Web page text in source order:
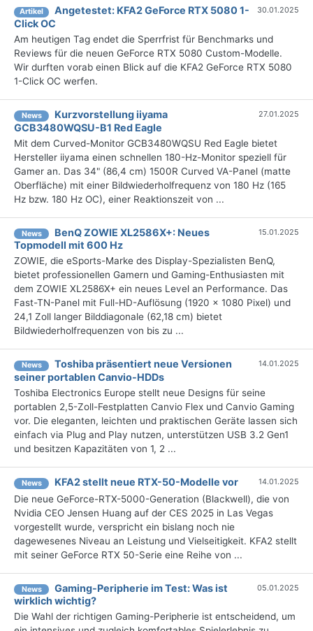
Artikel
Angetestet: KFA2 GeForce RTX 5080 1-
Click OC
30.01.2025
Am heutigen Tag endet die Sperrfrist für Benchmarks und
Reviews für die neuen GeForce RTX 5080 Custom-Modelle.
Wir durften vorab einen Blick auf die KFA2 GeForce RTX 5080
1-Click OC werfen.
News
Kurzvorstellung iiyama
GCB3480WQSU-B1 Red Eagle
27.01.2025
Mit dem Curved-Monitor GCB3480WQSU Red Eagle bietet
Hersteller iiyama einen schnellen 180-Hz-Monitor speziell für
Gamer an. Das 34" (86,4 cm) 1500R Curved VA-Panel (matte
Oberfläche) mit einer Bildwiederholfrequenz von 180 Hz (165
Hz bzw. 180 Hz OC), einer Reaktionszeit von ...
News
BenQ ZOWIE XL2586X+: Neues
Topmodell mit 600 Hz
15.01.2025
ZOWIE, die eSports-Marke des Display-Spezialisten BenQ,
bietet professionellen Gamern und Gaming-Enthusiasten mit
dem ZOWIE XL2586X+ ein neues Level an Performance. Das
Fast-TN-Panel mit Full-HD-Auflösung (1920 x 1080 Pixel) und
24,1 Zoll langer Bilddiagonale (62,18 cm) bietet
Bildwiederholfrequenzen von bis zu ...
News
Toshiba präsentiert neue Versionen
seiner portablen Canvio-HDDs
14.01.2025
Toshiba Electronics Europe stellt neue Designs für seine
portablen 2,5-Zoll-Festplatten Canvio Flex und Canvio Gaming
vor. Die eleganten, leichten und praktischen Geräte lassen sich
einfach via Plug and Play nutzen, unterstützen USB 3.2 Gen1
und besitzen Kapazitäten von 1, 2 ...
News KFA2 stellt neue RTX-50-Modelle vor 14.01.2025
Die neue GeForce-RTX-5000-Generation (Blackwell), die von
Nvidia CEO Jensen Huang auf der CES 2025 in Las Vegas
vorgestellt wurde, verspricht ein bislang noch nie
dagewesenes Niveau an Leistung und Vielseitigkeit. KFA2 stellt
mit seiner GeForce RTX 50-Serie eine Reihe von ...
News
Gaming-Peripherie im Test: Was ist
wirklich wichtig?
05.01.2025
Die Wahl der richtigen Gaming-Peripherie ist entscheidend, um